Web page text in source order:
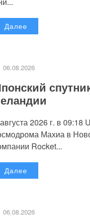
Далее
06.08.2026
2026 г. в 09:18
Махиа в
Rocket...
Далее
06.08.2026